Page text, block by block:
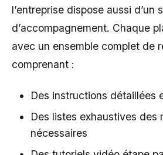
l’entreprise dispose aussi d’un
d’accompagnement. Chaque
avec un ensemble complet de
comprenant :
Des instructions détaillées
Des listes exhaustives des
nécessaires